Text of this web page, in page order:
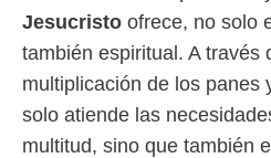
Jesucristo ofrece, no solo
también espiritual. A través
multiplicación de los panes
solo atiende las
multitud, sino que también